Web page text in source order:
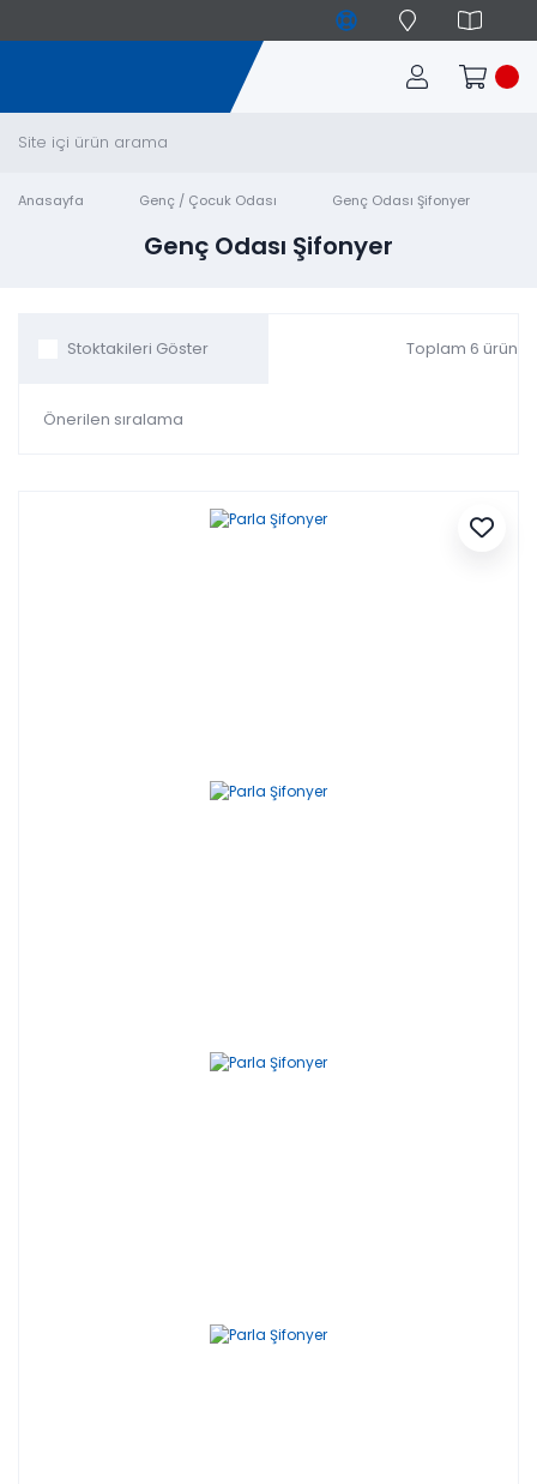
Anasayfa Genç / Çocuk Odası Genç Odası Şifonyer
Genç Odası Şifonyer
Toplam 6 ürün